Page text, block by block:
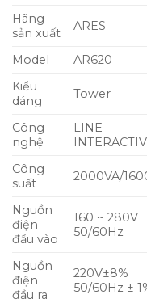
Hãng
sản xuất
ARES
Model
AR620
Kiểu
dáng
Tower
Công
nghệ
LINE
Công
suất
2000VA/
Nguồn
điện
đầu vào
160 ~ 280V
50/60Hz
Nguồn
điện
đầu ra
220V±8%
50/60Hz ±